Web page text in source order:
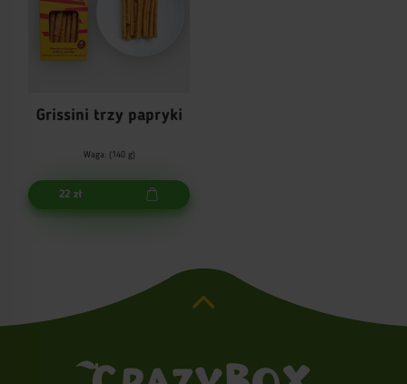
Grissini trzy papryki
Waga: (140 g)
22 zł